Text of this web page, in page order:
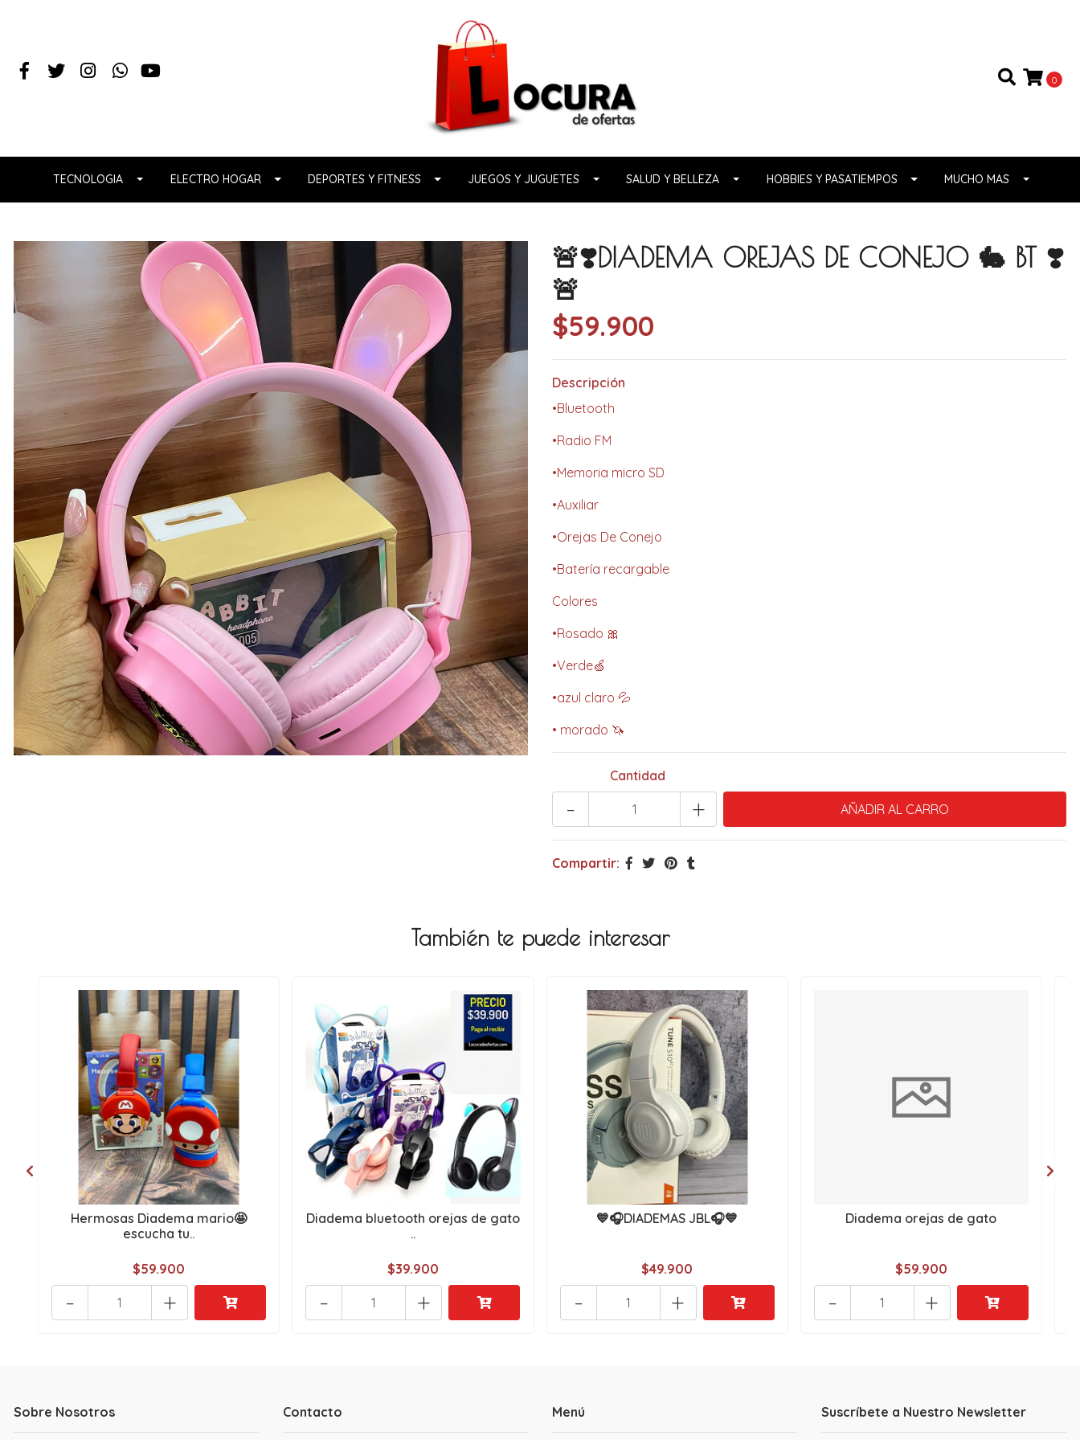
0
TECNOLOGIA ELECTRO HOGAR DEPORTES Y FITNESS JUEGOS Y JUGUETES SALUD Y BELLEZA HOBBIES Y PASATIEMPOS MUCHO MAS
🚨❣️DIADEMA OREJAS DE CONEJO 🐇 BT ❣️
🚨
$59.900
Descripción
•Bluetooth
•Radio FM
•Memoria micro SD
•Auxiliar
•Orejas De Conejo
•Batería recargable
Colores
•Rosado 🎀
•Verde🍏
•azul claro 💦
• morado 🦄
Cantidad
+
-
Compartir:
También te puede interesar
Hermosas Diadema mario🤩
escucha tu..
$59.900
+
-
Diadema bluetooth orejas de gato
..
$39.900
+
-
💙🎧DIADEMAS JBL🎧💙
$49.900
+
-
Diadema orejas de gato
$59.900
+
-
Sobre Nosotros Contacto Menú Suscríbete a Nuestro Newsletter